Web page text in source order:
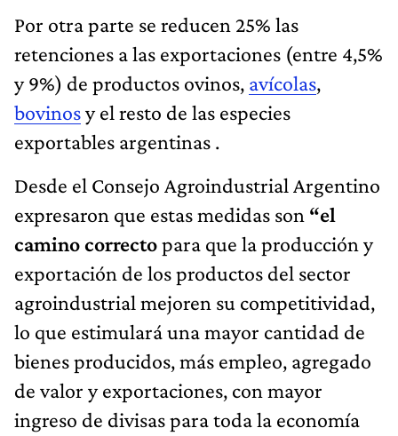
Por otra parte se reducen 25% las
retenciones a las exportaciones (entre 4,5%
y 9%) de productos ovinos, avícolas,
bovinosy el resto de las especies
exportables argentinas .
Desde el Consejo Agroindustrial Argentino
expresaron que estas medidas son “el
camino correctopara que la producción y
exportación de los productos del sector
agroindustrial mejoren su competitividad,
lo que estimulará una mayor cantidad de
bienes producidos, más empleo, agregado
de valor y exportaciones, con mayor
ingreso de divisas para toda la economía